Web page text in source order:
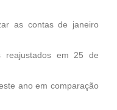
as contas de janeiro
reajustados em 25 de
ano em comparação